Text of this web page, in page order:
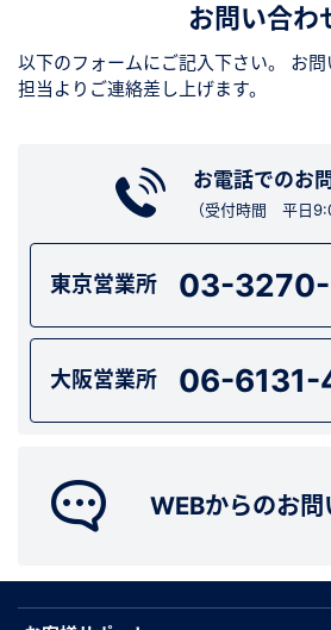
お問い合わ
以下のフォームにご記入下さい。
お問
担当よりご連絡差し上げます。
お電話でのお
（受付時間 平日
東京営業所 03-3270-
大阪営業所 06-6131-
WEBからのお問